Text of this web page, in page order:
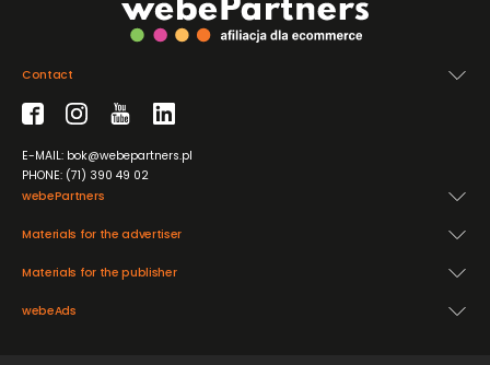
webePartners
Materials for the advertiser
Materials for the publisher
webeAds
Contact
E-MAIL: bok@webepartners.pl
PHONE: (71) 390 49 02